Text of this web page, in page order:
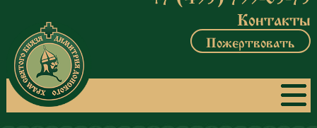
Контакты
Пожертвовать